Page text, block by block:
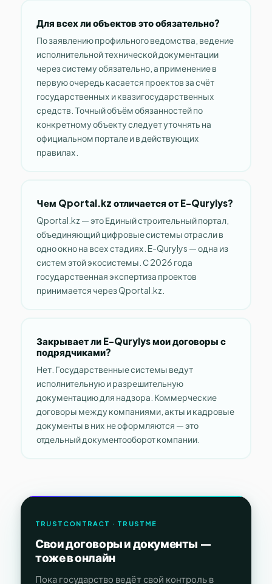
Для всех ли объектов это обязательно?
По заявлению профильного ведомства, ведение
исполнительной технической документации
через систему обязательно, а применение в
первую очередь касается проектов за счёт
государственных и квазигосударственных
средств. Точный объём обязанностей по
конкретному объекту следует уточнять на
официальном портале и в действующих
правилах.
Чем Qportal.kz отличается от E-Qurylys?
Qportal.kz — это Единый строительный портал,
объединяющий цифровые системы отрасли в
одно окно на всех стадиях. E-Qurylys — одна из
систем этой экосистемы. С 2026 года
государственная экспертиза проектов
принимается через Qportal.kz.
Закрывает ли E-Qurylys мои договоры с
подрядчиками?
Нет. Государственные системы ведут
исполнительную и разрешительную
документацию для надзора. Коммерческие
договоры между компаниями, акты и кадровые
документы в них не оформляются — это
отдельный документооборот компании.
TRUSTCONTRACT · TRUSTME
Свои договоры и документы —
тоже в онлайн
Пока государство ведёт свой контроль в